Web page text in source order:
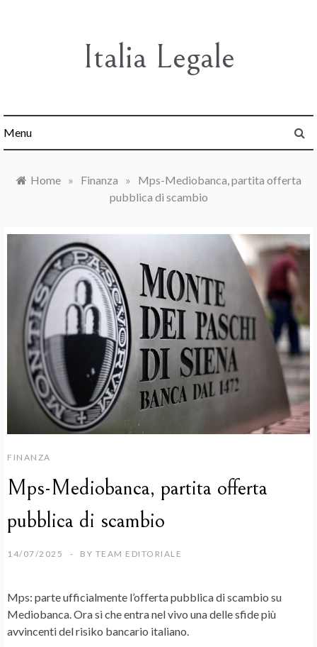
Italia Legale
Menu
Home » Finanza »
Mps-Mediobanca, partita offerta
pubblica di scambio
FINANZA
Mps-Mediobanca, partita offerta
pubblica di scambio
14/07/2025 BY TEAM EDITORIALE
Mps: parte ufficialmente l’offerta pubblica di scambio su
Mediobanca. Ora sì che entra nel vivo una delle sfide più
avvincenti del risiko bancario italiano.